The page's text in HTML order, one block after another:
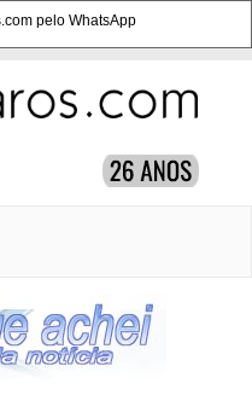
pelo WhatsApp